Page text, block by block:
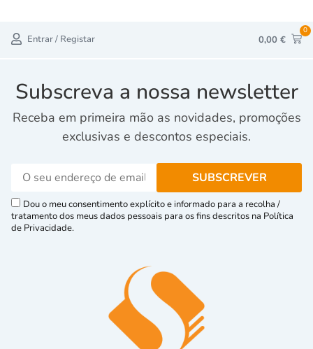
Entrar / Registar 0,00 €
0
Subscreva a nossa newsletter
Receba em primeira mão as novidades, promoções
exclusivas e descontos especiais.
Dou o meu consentimento explícito e informado para a recolha /
tratamento dos meus dados pessoais para os fins descritos na Política
de Privacidade.